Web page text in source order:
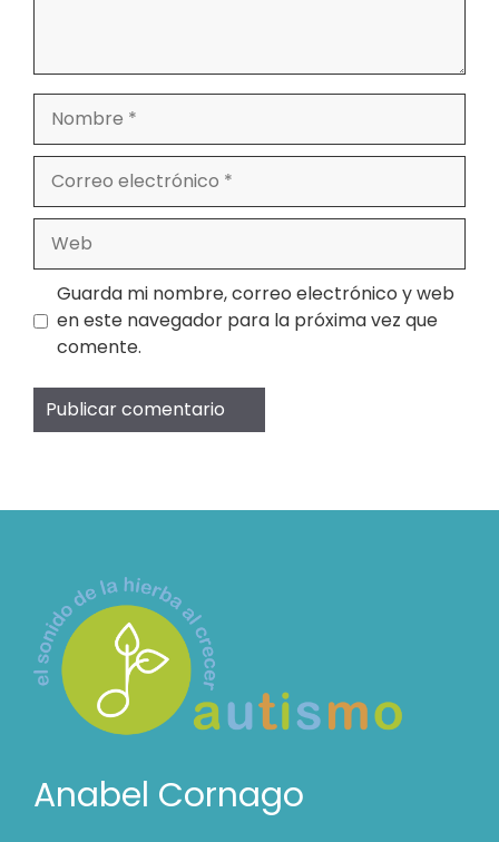
Nombre
electrónico
Guarda mi nombre, correo electrónico y web
en este navegador para la próxima vez que
comente.
Anabel Cornago